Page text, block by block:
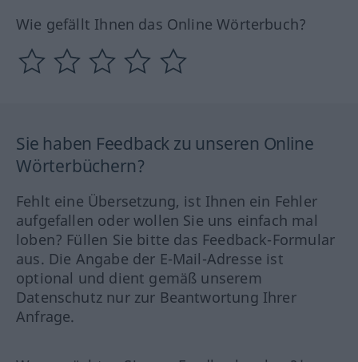
Wie gefällt Ihnen das Online Wörterbuch?
Sie haben Feedback zu unseren Online
Wörterbüchern?
Fehlt eine Übersetzung, ist Ihnen ein Fehler
aufgefallen oder wollen Sie uns einfach mal
loben? Füllen Sie bitte das Feedback-Formular
aus. Die Angabe der E-Mail-Adresse ist
optional und dient gemäß unserem
Datenschutz nur zur Beantwortung Ihrer
Anfrage.